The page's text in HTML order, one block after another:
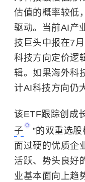
估值的概率较低
驱动。当前AI产
技巨头中报在7
科技方向定价逻
辑。如果海外科
计AI科技方向仍
该ETF跟踪创成
子
”的双重选
面过硬的优质企
活跃、势头良好
业基本面向上趋